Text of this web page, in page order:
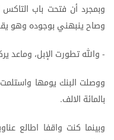
وبمجرد أن فتحت باب التاكس
وصاحينبهني بوجوده وهو
- واللهتطورت الإبل، وماعد
ووصلت البنك يومها واستلمت
بالمائة الالف.
وبينما كنت واقفا اطالع